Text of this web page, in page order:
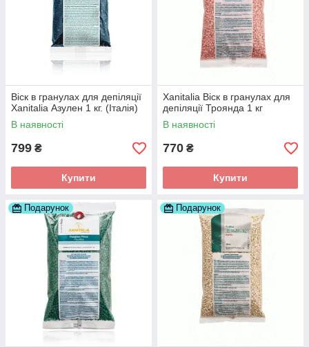
Віск в гранулах для депіляції
Xanitalia Азулен 1 кг. (Італія)
В наявності
799 ₴
Купити
Xanitalia Віск в гранулах для
депіляції Троянда 1 кг
В наявності
770 ₴
Купити
Подарунок Подарунок